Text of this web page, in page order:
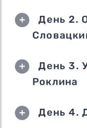
День 2.
День 3.
Роклина
День 4.